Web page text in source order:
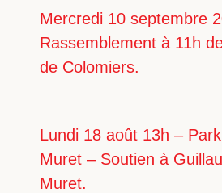
Mercredi 10 septembre
Rassemblement à 11h
de Colomiers.
Lundi 18 août 13h –
Muret – Soutien à
Muret.